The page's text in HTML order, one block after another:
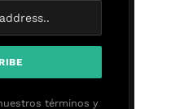
términos y